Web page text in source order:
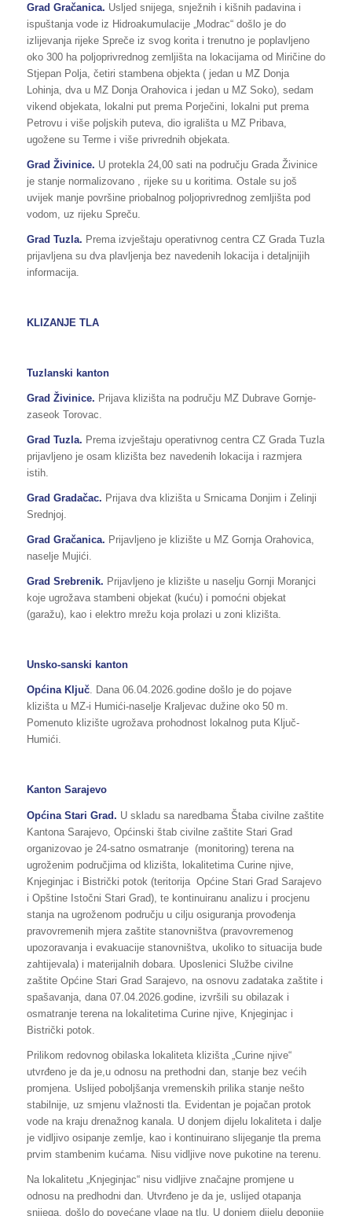
Grad Gračanica. Usljed snijega, snježnih i kišnih padavina i
ispuštanja vode iz Hidroakumulacije „Modrac“ došlo je do
izlijevanja rijeke Spreče iz svog korita i trenutno je poplavljeno
oko 300 ha poljoprivrednog zemljišta na lokacijama od Miričine do
Stjepan Polja, četiri stambena objekta ( jedan u MZ Donja
Lohinja, dva u MZ Donja Orahovica i jedan u MZ Soko), sedam
vikend objekata, lokalni put prema Porječini, lokalni put prema
Petrovu i više poljskih puteva, dio igrališta u MZ Pribava,
ugožene su Terme i više privrednih objekata.
Grad Živinice. U protekla 24,00 sati na području Grada Živinice
je stanje normalizovano , rijeke su u koritima. Ostale su još
uvijek manje površine priobalnog poljoprivrednog zemljišta pod
vodom, uz rijeku Spreču.
Grad Tuzla. Prema izvještaju operativnog centra CZ Grada Tuzla
prijavljena su dva plavljenja bez navedenih lokacija i detaljnijih
informacija.
KLIZANJE TLA
Tuzlanski kanton
Grad Živinice. Prijava klizišta na području MZ Dubrave Gornje-
zaseok Torovac.
Grad Tuzla. Prema izvještaju operativnog centra CZ Grada Tuzla
prijavljeno je osam klizišta bez navedenih lokacija i razmjera
istih.
Grad Gradačac. Prijava dva klizišta u Srnicama Donjim i Zelinji
Srednjoj.
Grad Gračanica. Prijavljeno je klizište u MZ Gornja Orahovica,
naselje Mujići.
Grad Srebrenik. Prijavljeno je klizište u naselju Gornji Moranjci
koje ugrožava stambeni objekat (kuću) i pomoćni objekat
(garažu), kao i elektro mrežu koja prolazi u zoni klizišta.
Unsko-sanski kanton
Općina Ključ. Dana 06.04.2026.godine došlo je do pojave
klizišta u MZ-i Humići-naselje Kraljevac dužine oko 50 m.
Pomenuto klizište ugrožava prohodnost lokalnog puta Ključ-
Humići.
Kanton Sarajevo
Općina Stari Grad. U skladu sa naredbama Štaba civilne zaštite
Kantona Sarajevo, Općinski štab civilne zaštite Stari Grad
organizovao je 24-satno osmatranje (monitoring) terena na
ugroženim područjima od klizišta, lokalitetima Curine njive,
Knjeginjac i Bistrički potok (teritorija Općine Stari Grad Sarajevo
i Opštine Istočni Stari Grad), te kontinuiranu analizu i procjenu
stanja na ugroženom području u cilju osiguranja provođenja
pravovremenih mjera zaštite stanovništva (pravovremenog
upozoravanja i evakuacije stanovništva, ukoliko to situacija bude
zahtijevala) i materijalnih dobara. Uposlenici Službe civilne
zaštite Općine Stari Grad Sarajevo, na osnovu zadataka zaštite i
spašavanja, dana 07.04.2026.godine, izvršili su obilazak i
osmatranje terena na lokalitetima Curine njive, Knjeginjac i
Bistrički potok.
Prilikom redovnog obilaska lokaliteta klizišta „Curine njive“
utvrđeno je da je,u odnosu na prethodni dan, stanje bez većih
promjena. Uslijed poboljšanja vremenskih prilika stanje nešto
stabilnije, uz smjenu vlažnosti tla. Evidentan je pojačan protok
vode na kraju drenažnog kanala. U donjem dijelu lokaliteta i dalje
je vidljivo osipanje zemlje, kao i kontinuirano slijeganje tla prema
prvim stambenim kućama. Nisu vidljive nove pukotine na terenu.
Na lokalitetu „Knjeginjac“ nisu vidljive značajne promjene u
odnosu na predhodni dan. Utvrđeno je da je, uslijed otapanja
snijega, došlo do povećane vlage na tlu. U donjem dijelu deponije